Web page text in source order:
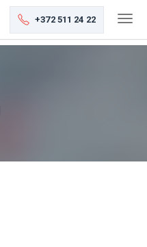
+372 511 24 22